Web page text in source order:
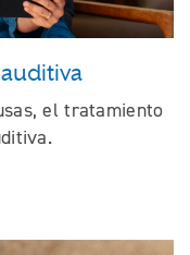
el tratamiento